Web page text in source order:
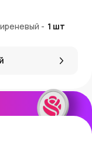
блестками
создают
сочетается с
материалы
- 1 шт